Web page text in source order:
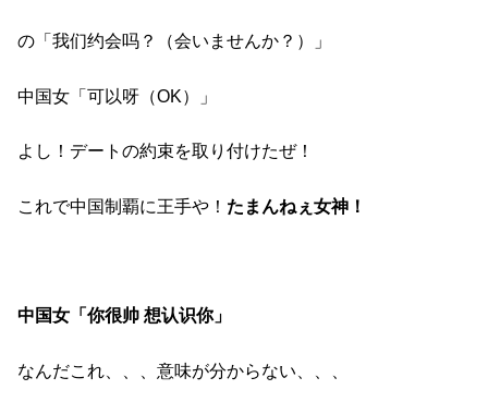
の「我们约会吗？（会いませんか？）」
中国女「可以呀（OK）」
よし！デートの約束を取り付けたぜ！
これで中国制覇に王手や！ たまんねぇ女神！
中国女「你很帅 想认识你」
なんだこれ、、、意味が分からない、、、